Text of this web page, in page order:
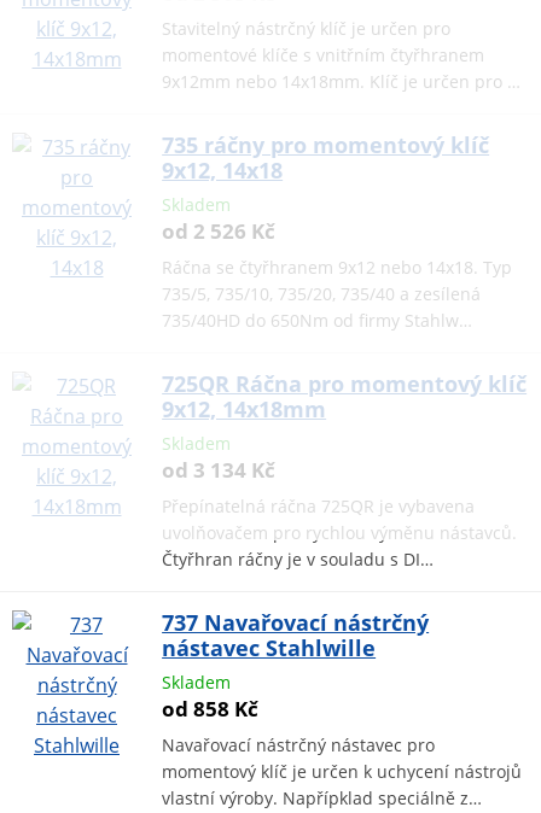
Stavitelný nástrčný klíč je určen pro
momentové klíče s vnitřním čtyřhranem
9x12mm nebo 14x18mm. Klíč je určen pro …
735 ráčny pro momentový klíč
9x12, 14x18
Skladem
od 2 526 Kč
Ráčna se čtyřhranem 9x12 nebo 14x18. Typ
735/5, 735/10, 735/20, 735/40 a zesílená
735/40HD do 650Nm od firmy Stahlw…
725QR Ráčna pro momentový klíč
9x12, 14x18mm
Skladem
od 3 134 Kč
Přepínatelná ráčna 725QR je vybavena
uvolňovačem pro rychlou výměnu nástavců.
Čtyřhran ráčny je v souladu s DI…
737 Navařovací nástrčný
nástavec Stahlwille
Skladem
od 858 Kč
Navařovací nástrčný nástavec pro
momentový klíč je určen k uchycení nástrojů
vlastní výroby. Napřípklad speciálně z…